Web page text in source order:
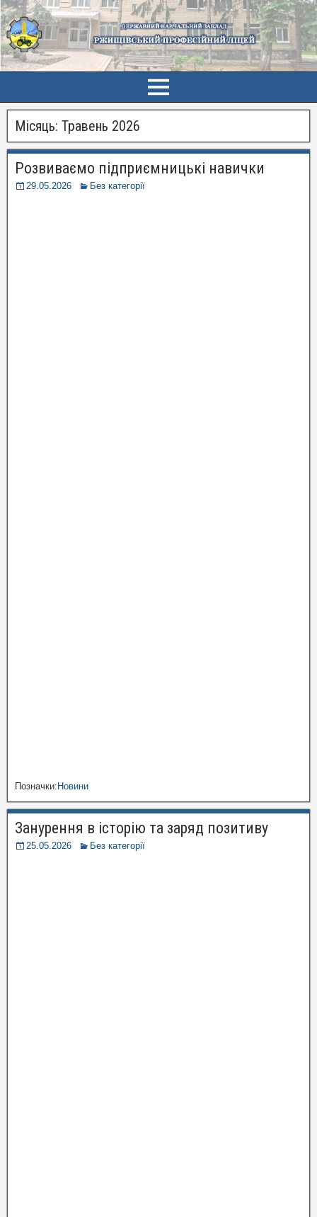
Місяць: Травень 2026
Розвиваємо підприємницькі навички
29.05.2026 Без категорії
Позначки:Новини
Занурення в історію та заряд позитиву
25.05.2026 Без категорії